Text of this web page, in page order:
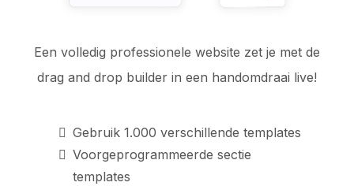
Een volledig professionele website zet je met de
drag and drop builder in een handomdraai live!
Gebruik 1.000 verschillende templates
Voorgeprogrammeerde sectie
templates